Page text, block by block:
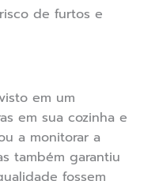
de furtos e
em um
em sua cozinha e
a monitorar a
também garantiu
fossem